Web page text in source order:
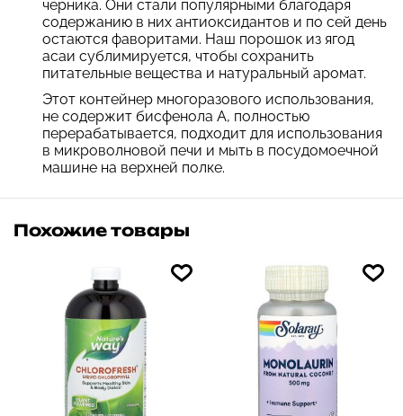
черника. Они стали популярными благодаря
содержанию в них антиоксидантов и по сей день
остаются фаворитами. Наш порошок из ягод
асаи сублимируется, чтобы сохранить
питательные вещества и натуральный аромат.
Этот контейнер многоразового использования,
не содержит бисфенола А, полностью
перерабатывается, подходит для использования
в микроволновой печи и мыть в посудомоечной
машине на верхней полке.
Похожие товары